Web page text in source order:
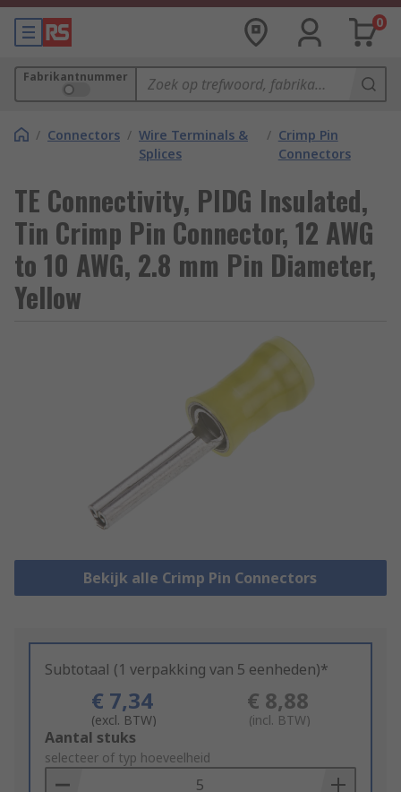
0
Fabrikantnummer
/ Connectors / Wire Terminals &
Splices
/ Crimp Pin
Connectors
TE Connectivity, PIDG Insulated,
Tin Crimp Pin Connector, 12 AWG
to 10 AWG, 2.8 mm Pin Diameter,
Yellow
Bekijk alle Crimp Pin Connectors
Subtotaal (1 verpakking van 5 eenheden)*
€ 7,34
(excl. BTW)
€ 8,88
(incl. BTW)
Add
to
Basket
Aantal stuks
selecteer of typ hoeveelheid